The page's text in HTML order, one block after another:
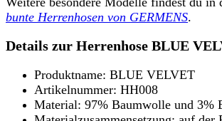
bunte Herrenhosen von GERMENS.
Details zur Herrenhose BLUE
Produktname: BLUE VELVET
Artikelnummer: HH008
Material: 97% Baumwolle und 3%